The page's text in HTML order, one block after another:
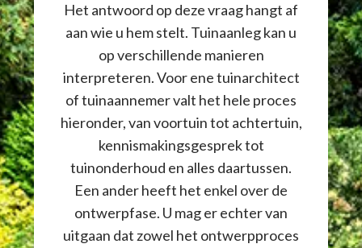
Het antwoord op deze vraag hangt af
aan wie u hem stelt. Tuinaanleg kan u
op verschillende manieren
interpreteren. Voor ene tuinarchitect
of tuinaannemer valt het hele proces
hieronder, van voortuin tot achtertuin,
kennismakingsgesprek tot
tuinonderhoud en alles daartussen.
Een ander heeft het enkel over de
ontwerpfase. U mag er echter van
uitgaan dat zowel het ontwerpproces